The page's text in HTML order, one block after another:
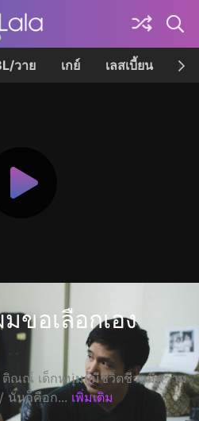
วาย เกย์ เลสเบี้ยน เค
ขอเลือกเอง
ติณณ์ เด็กหนุ่มผู้มีชีวิตชีวามีความ
นั่นก็คือก... เพิ่มเติม